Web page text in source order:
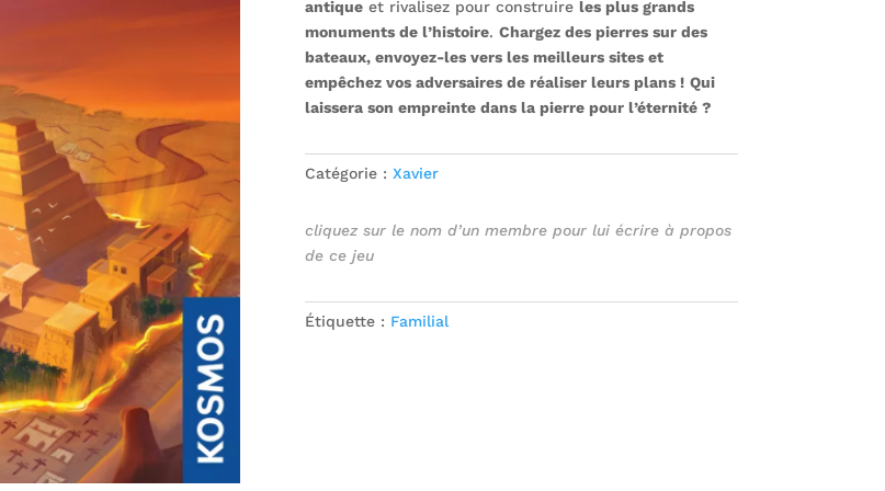
antiqueet rivalisez pour construire les plus grands
monuments de l’histoire. Chargez des pierres sur des
bateaux, envoyez-les vers les meilleurs sites et
empêchez vos adversaires de réaliser leurs plans ! Qui
laissera son empreinte dans la pierre pour l’éternité ?
Catégorie : Xavier
cliquez sur le nom d’un membre pour lui écrire à propos
de ce jeu
Étiquette : Familial